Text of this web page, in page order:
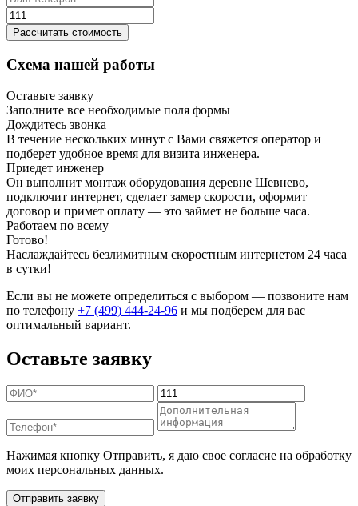
Рассчитать стоимость
Схема нашей работы
Оставьте заявку
Заполните все необходимые поля формы
Дождитесь звонка
В течение нескольких минут с Вами свяжется оператор и
подберет удобное время для визита инженера.
Приедет инженер
Он выполнит монтаж оборудования деревне Шевнево,
подключит интернет, сделает замер скорости, оформит
договор и примет оплату — это займет не больше часа.
Работаем по всему
Готово!
Наслаждайтесь безлимитным скоростным интернетом 24 часа
в сутки!
Если вы не можете определиться с выбором — позвоните нам
по телефону +7 (499) 444-24-96 и мы подберем для вас
оптимальный вариант.
Оставьте заявку
Нажимая кнопку Отправить, я даю свое согласие на обработку
моих персональных данных.
Отправить заявку